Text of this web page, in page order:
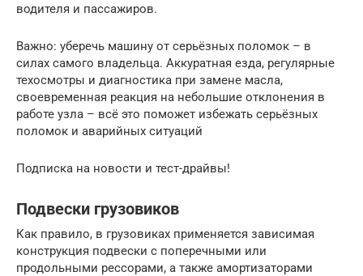
водителя и пассажиров.
Важно: уберечь машину от серьёзных поломок – в
силах самого владельца. Аккуратная езда, регулярные
техосмотры и диагностика при замене масла,
своевременная реакция на небольшие отклонения в
работе узла – всё это поможет избежать серьёзных
поломок и аварийных ситуаций
Подписка на новости и тест-драйвы!
Подвески грузовиков
Как правило, в грузовиках применяется зависимая
конструкция подвески с поперечными или
продольными рессорами, а также амортизаторами